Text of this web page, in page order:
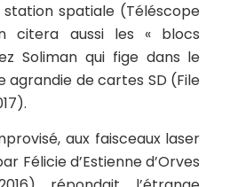
spatiale (Téléscope
citera aussi les « blocs
Soliman qui fige dans le
agrandie de cartes SD (File
aux faisceaux laser
Félicie d’Estienne d’Orves